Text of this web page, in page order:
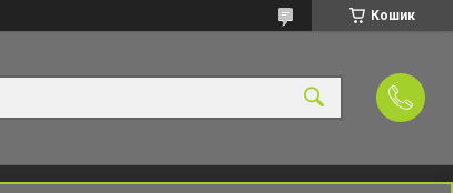
Кошик